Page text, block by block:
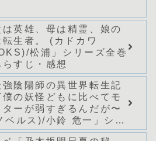
は英雄、母は精霊、娘の
転生者。 (カドカワ
松浦」シリーズ全巻
らすじ・感想
強陰陽師の異世界転生記
僕の妖怪どもに比べてモ
ターが弱すぎるんだが〜
ベルス)/小鈴 危一」シリ
全巻のあらすじ・感想